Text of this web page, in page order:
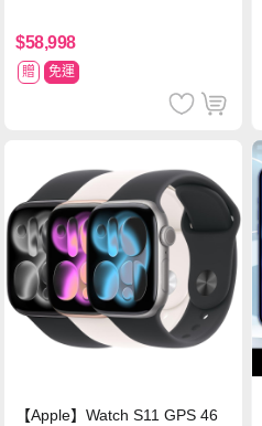
$58,998
贈 免運
【Apple】Watch S11 GPS 46